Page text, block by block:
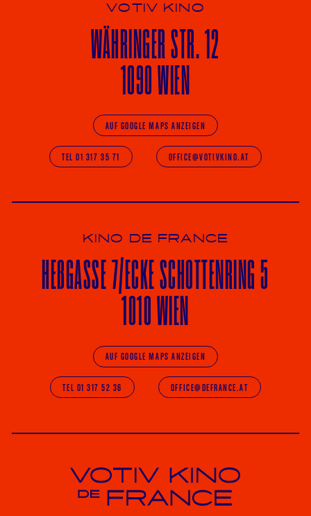
VOTIV KINO
WÄHRINGERSTR. 12
1090 WIEN
AUF GOOGLE MAPS ANZEIGEN
TEL 01 317 35 71 OFFICE@VOTIVKINO.AT
KINO DE FRANCE
HEßGASSE 7/ECKESCHOTTENRING 5
1010 WIEN
AUF GOOGLE MAPS ANZEIGEN
TEL 01 317 52 36 OFFICE@DEFRANCE.AT
Votiv Kino und Kino De France in Wien